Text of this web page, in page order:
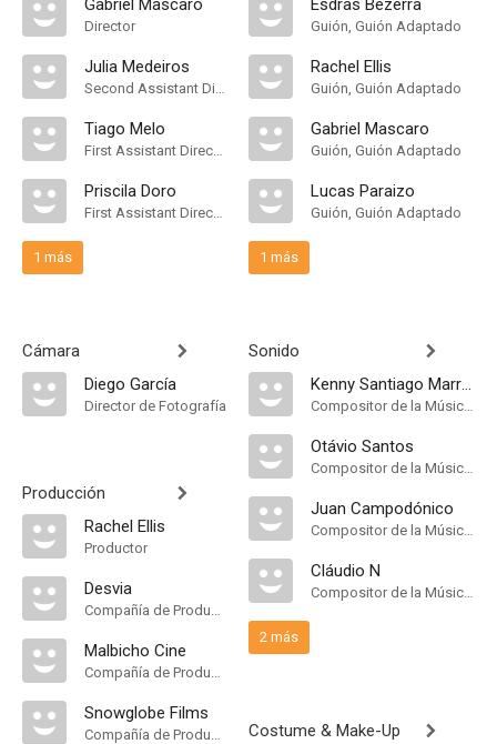
Gabriel Mascaro
Director
Julia Medeiros
Second Assistant Director
Tiago Melo
First Assistant Director
Priscila Doro
First Assistant Director
1 más
Cámara
Diego García
Director de Fotografía
Producción
Rachel Ellis
Productor
Desvia
Compañía de Produccion
Malbicho Cine
Compañía de Produccion
Snowglobe Films
Compañía de Produccion
Esdras Bezerra
Guión, Guión Adaptado
Rachel Ellis
Guión, Guión Adaptado
Gabriel Mascaro
Guión, Guión Adaptado
Lucas Paraizo
Guión, Guión Adaptado
1 más
Sonido
Kenny Santiago Marrero
Compositor de la Música Original
Otávio Santos
Compositor de la Música Original
Juan Campodónico
Compositor de la Música Original
Cláudio N
Compositor de la Música Original
2 más
Costume & Make-Up